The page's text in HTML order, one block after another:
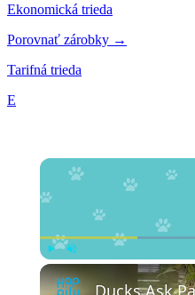
Ekonomická trieda
Porovnať zárobky →
Tarifná trieda
E